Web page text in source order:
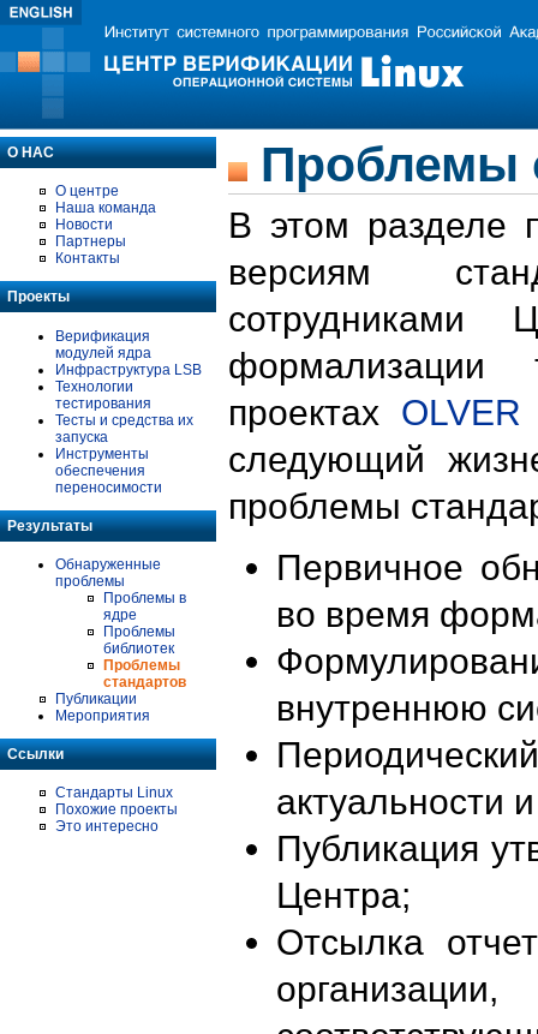
О НАС
О центре
Наша команда
Новости
Партнеры
Контакты
Проекты
Верификация
модулей ядра
Инфраструктура LSB
Технологии
тестирования
Тесты и средства их
запуска
Инструменты
обеспечения
переносимости
Результаты
Обнаруженные
проблемы
Проблемы в
ядре
Проблемы
библиотек
Проблемы
стандартов
Публикации
Мероприятия
Ссылки
Стандарты Linux
Похожие проекты
Это интересно
Проблемы
В этом разделе
версиям
формализации
проектах OLVER
следующий
проблемы
Первичное
во время
внутреннюю
актуальности
Публикация
Центра;
Отсылка